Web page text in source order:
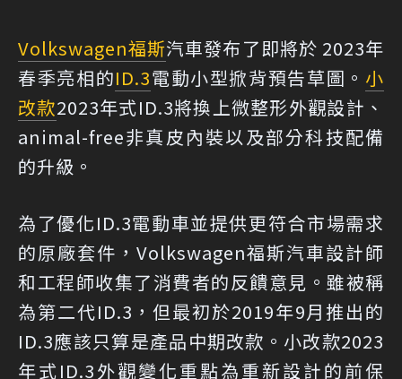
Volkswagen福斯汽車發布了即將於 2023年
春季亮相的ID.3電動小型掀背預告草圖。 小
改款2023年式ID.3將換上微整形外觀設計、
animal-free非真皮內裝以及部分科技配備
的升級。
為了優化ID.3電動車並提供更符合市場需求
的原廠套件，Volkswagen福斯汽車設計師
和工程師收集了消費者的反饋意見。雖被稱
為第二代ID.3，但最初於2019年9月推出的
ID.3應該只算是產品中期改款。小改款2023
年式ID.3外觀變化重點為重新設計的前保